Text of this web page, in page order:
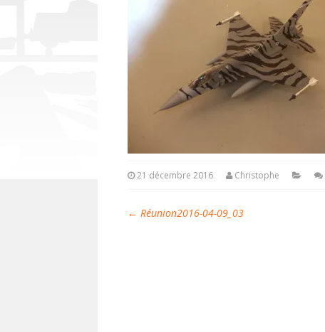
21 décembre 2016 Christophe
← Réunion2016-04-09_03